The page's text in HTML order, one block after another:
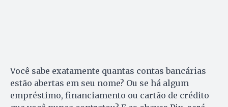
Você sabe exatamente quantas contas bancárias
estão abertas em seu nome? Ou se há algum
empréstimo, financiamento ou cartão de crédito